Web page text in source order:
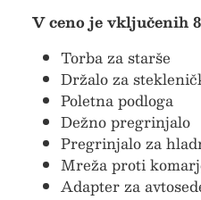
V ceno je vključenih
Torba za starše
Držalo za
Poletna podloga
Dežno pregrinjalo
Pregrinjalo za
Mreža proti
Adapter za